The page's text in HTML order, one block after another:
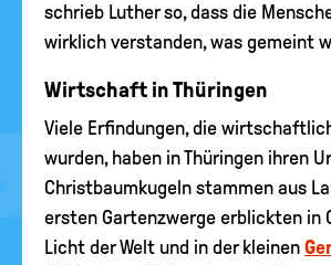
schrieb Luther so, dass die
wirklich verstanden, was gemeint
Wirtschaft in Thüringen
Viele Erfindungen, die
wurden, haben in Thüringen ihren
Christbaumkugeln stammen aus
ersten Gartenzwerge erblickten in
Licht der Welt und in der kleinen